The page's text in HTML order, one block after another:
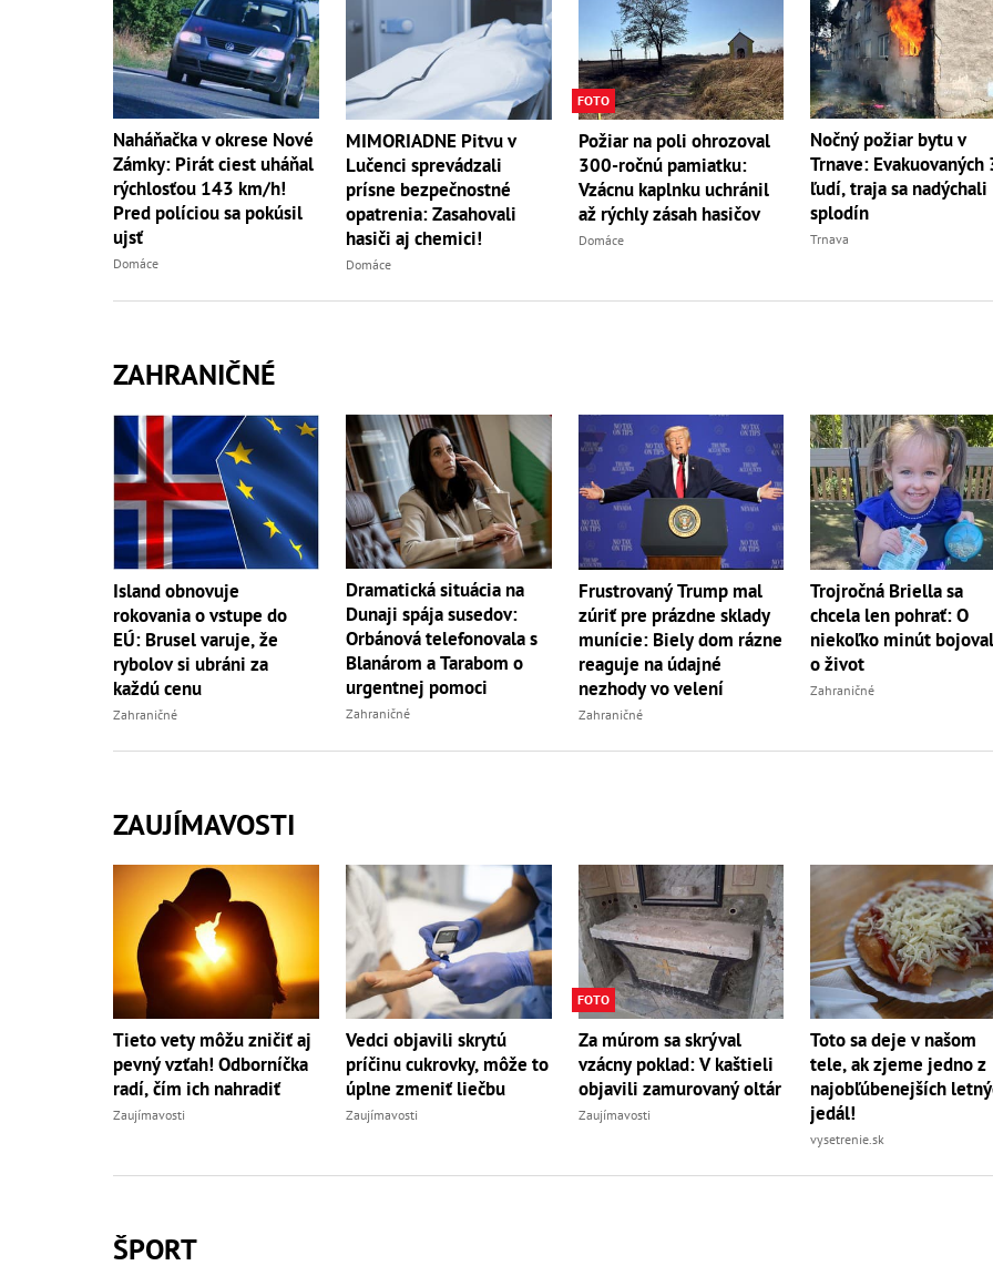
Naháňačka v okrese Nové
Zámky: Pirát ciest uháňal
rýchlosťou 143 km/h!
Pred políciou sa pokúsil
ujsť
Domáce
MIMORIADNE Pitvu v
Lučenci sprevádzali
prísne bezpečnostné
opatrenia: Zasahovali
hasiči aj chemici!
Domáce
FOTO
Požiar na poli ohrozoval
300-ročnú pamiatku:
Vzácnu kaplnku uchránil
až rýchly zásah hasičov
Domáce
Nočný požiar bytu v
Trnave: Evakuovaných
ľudí, traja sa nadýchali
splodín
Trnava
ZAHRANIČNÉ
Island obnovuje
rokovania o vstupe do
EÚ: Brusel varuje, že
rybolov si ubráni za
každú cenu
Zahraničné
Dramatická situácia na
Dunaji spája susedov:
Orbánová telefonovala s
Blanárom a Tarabom o
urgentnej pomoci
Zahraničné
Frustrovaný Trump mal
zúriť pre prázdne sklady
munície: Biely dom rázne
reaguje na údajné
nezhody vo velení
Zahraničné
Trojročná Briella sa
chcela len pohrať: O
niekoľko minút
o život
Zahraničné
ZAUJÍMAVOSTI
Tieto vety môžu zničiť aj
pevný vzťah! Odborníčka
radí, čím ich nahradiť
Zaujímavosti
Vedci objavili skrytú
príčinu cukrovky, môže to
úplne zmeniť liečbu
Zaujímavosti
FOTO
Za múrom sa skrýval
vzácny poklad: V kaštieli
objavili zamurovaný oltár
Zaujímavosti
Toto sa deje v našom
tele, ak zjeme jedno z
najobľúbenejších
jedál!
vysetrenie.sk
ŠPORT